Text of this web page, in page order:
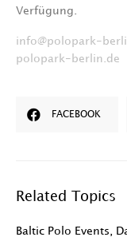
Verfügung.
info@polopark-
polopark-berlin.de
FACEBOOK
Related Topics
Baltic Polo Events